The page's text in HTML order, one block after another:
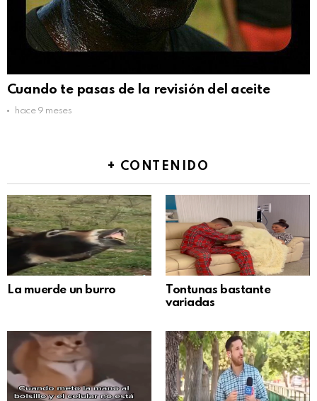
Cuando te pasas de la revisión del aceite
hace 9 meses
+ CONTENIDO
La muerde un burro
Tontunas bastante
variadas